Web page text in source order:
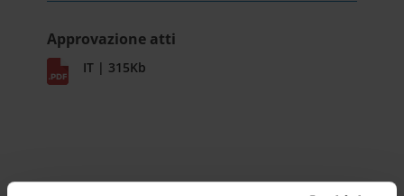
Approvazione atti
IT | 315Kb